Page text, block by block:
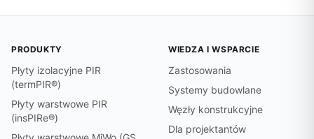
PRODUKTY
Płyty izolacyjne PIR
(termPIR®)
Płyty warstwowe PIR
(insPIRe®)
WIEDZA I WSPARCIE
Zastosowania
Systemy budowlane
Węzły konstrukcyjne
Dla projektantów